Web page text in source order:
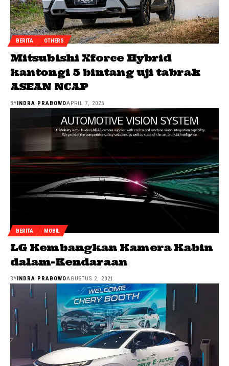
BERITA OTHERS
Mitsubishi Xforce Hybrid
kantongi 5 bintang uji tabrak
ASEAN NCAP
BYINDRA PRABOWOAPRIL 7, 2025
BERITA MOBIL
LG Kembangkan Kamera Kabin
dalam-Kendaraan
BY INDRA PRABOWOAGUSTUS 2, 2021